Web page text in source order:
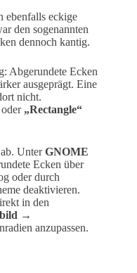
ebenfalls eckige
den sogenannten
dennoch kantig.
Abgerundete Ecken
ausgeprägt. Eine
nicht.
oder „Rectangle“
UnterGNOME
Ecken über
oder durch
deaktivieren.
in den
→
anzupassen.